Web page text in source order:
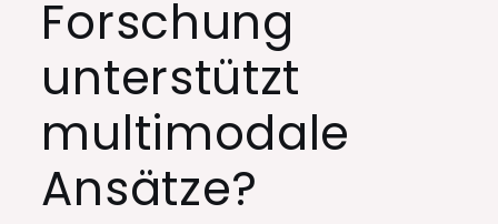
Forschung
unterstützt
multimodale
Ansätze?